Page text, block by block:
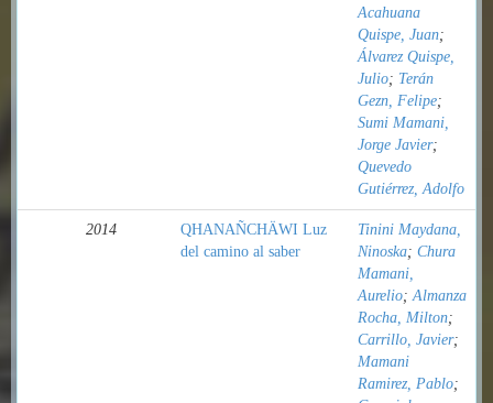
Acahuana
Quispe, Juan;
Álvarez Quispe,
Julio; Terán
Gezn, Felipe;
Sumi Mamani,
Jorge Javier;
Quevedo
Gutiérrez, Adolfo
2014
QHANAÑCHÄWI Luz
del camino al saber
Tinini Maydana,
Ninoska; Chura
Mamani,
Aurelio;Almanza
Rocha, Milton;
Carrillo, Javier;
Mamani
Ramirez, Pablo;